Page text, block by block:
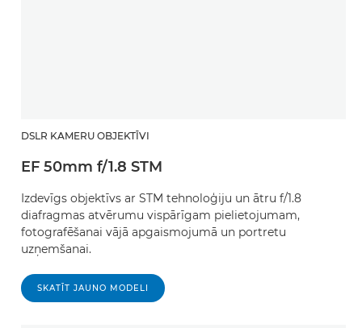
DSLR KAMERU OBJEKTĪVI
EF 50mm f/1.8 STM
Izdevīgs objektīvs ar STM tehnoloģiju un ātru f/1.8
diafragmas atvērumu vispārīgam pielietojumam,
fotografēšanai vājā apgaismojumā un portretu
uzņemšanai.
SKATĪT JAUNO MODELI